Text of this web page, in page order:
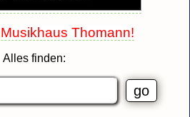
Thomann!
Alles finden: